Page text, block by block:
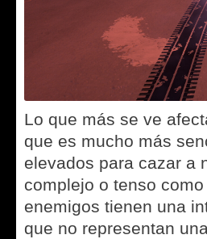
Lo que más se ve
que es mucho más
elevados para cazar a
complejo o tenso
enemigos tienen una
que no representan